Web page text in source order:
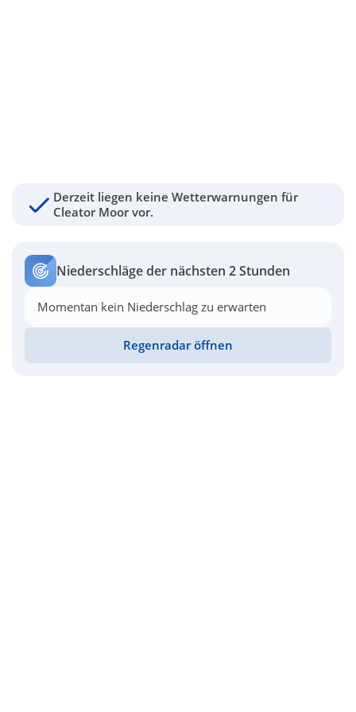
Derzeit liegen keine Wetterwarnungen für
Cleator Moor vor.
Niederschläge der nächsten 2 Stunden
Momentan kein Niederschlag zu erwarten
Regenradar öffnen